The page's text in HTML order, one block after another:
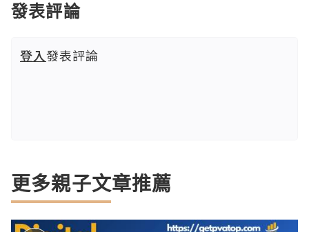
發表評論
登入發表評論
更多親子文章推薦